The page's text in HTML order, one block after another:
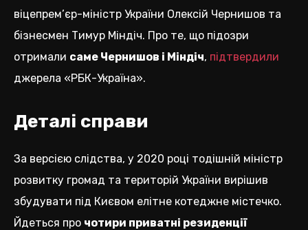
віцепрем’єр-міністр України Олексій Чернишов та
бізнесмен Тимур Міндіч. Про те, що підозри
отримали саме Чернишов і Міндіч, підтвердили
джерела «РБК-Україна».
Деталі справи
За версією слідства, у 2020 році тодішній міністр
розвитку громад та територій України вирішив
збудувати під Києвом елітне котеджне містечко.
Йдеться про чотири приватні резиденції